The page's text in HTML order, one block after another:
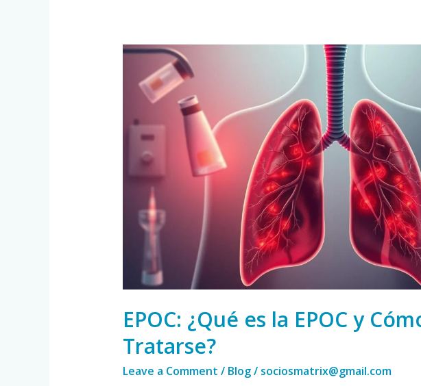
EPOC: ¿Qué es la EPOC y
Tratarse?
Leave a Comment / Blog/ sociosmatrix@gmail.com
EPOC:
¿Qué
EPOC
Cómo
Puede
Tratarse?